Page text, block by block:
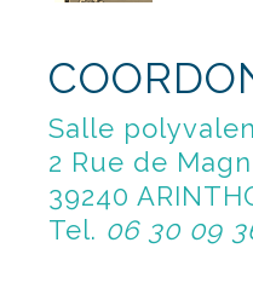
Salle
2 Rue de
39240
Tel. 06 30 09